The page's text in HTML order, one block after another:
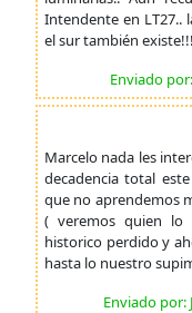
Intendente en LT27..
el sur también
Enviado
Marcelo nada les
decadencia total
que no aprendemos
( veremos quien lo
historico perdido y
hasta lo nuestro
Enviado por: